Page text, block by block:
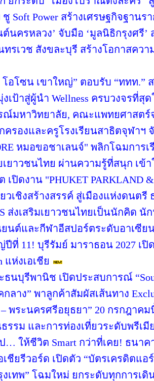
Soft Power สร้างเศรษฐกิจฐาน
ต์นครหลวง’ จับมือ ‘มูลนิธิกรุงศรี’
รเวช สังขละบุรี สร้างโอกาสคว
โอโซน เขาใหญ่” ตอบรับ “ททท.” ส
งเป้าสู่ผู้นำ Wellness ครบวงจรที่
ณ์มหาวิทยาลัย, คณะแพทยศาสตร์
รองและครูโรงเรียนสาธิตจุฬาฯ
หมอขอชาเลนจ์" พลิกโฉมการเรี
ยาวชนไทย ผ่านความรู้ที่สนุก เข้า
เปิดงาน "PHUKET PARKLAND
วเชิงสร้างสรรค์ สู่เมืองแห่งดนต
ส่งเสริมเยาวชนไทยเป็นนักคิด นั
นต์และกีฬาอีสปอร์ตระดับอาเซีย
ปีที่ 11! บุรีรัมย์ มาราธอน 2027 เปิ
แห่งเอเชีย
ธนบุรีพานิช เปิดประสบการณ์
ลาง” พาลูกค้าสัมผัสเส้นทาง
– พระนครศรีอยุธยา” 20 กรกฎาค
รรม และการท่องเที่ยวระดับพรีเมี
… ให้ชีวิต Smart กว่าที่เคย! ธนาค
เชียรีวอร์ด เปิดตัว “บัตรเครดิตแ
งเทพ” โฉมใหม่ ยกระดับทุกการเ